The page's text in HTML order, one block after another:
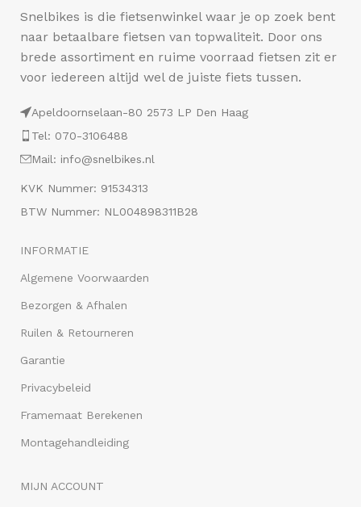
Snelbikes is die fietsenwinkel waar je op zoek bent
naar betaalbare fietsen van topwaliteit. Door ons
brede assortiment en ruime voorraad fietsen zit er
voor iedereen altijd wel de juiste fiets tussen.
Apeldoornselaan-80 2573 LP Den Haag
Tel: 070-3106488
Mail: info@snelbikes.nl
KVK Nummer: 91534313
BTW Nummer: NL004898311B28
INFORMATIE
Algemene Voorwaarden
Bezorgen & Afhalen
Ruilen & Retourneren
Garantie
Privacybeleid
Framemaat Berekenen
Montagehandleiding
MIJN ACCOUNT